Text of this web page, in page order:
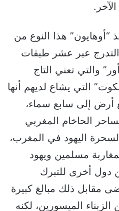
“أوهايون” هذا النوع من
عبر عشر طبقات
والتي تعني التاج
التي يشاع لديهم أنها
أرض إلى سابع سماء،
الحاخام المغربي
اليهود في المغرب،
مسلمين ويهود
دول أخرى للتبرك
مقابل ذلك مبالغ كبيرة
الميسورين، لكنه